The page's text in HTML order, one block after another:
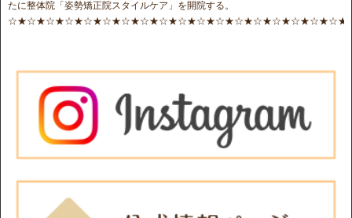
たに整体院「姿勢矯正院スタイルケア」を開院する。